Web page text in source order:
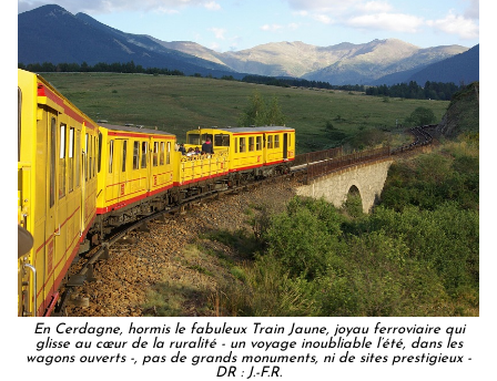
En Cerdagne, hormis le fabuleux Train Jaune, joyau ferroviaire qui
glisse au cœur de la ruralité - un voyage inoubliable l’été, dans les
wagons ouverts -, pas de grands monuments, ni de sites prestigieux -
DR : J.-F.R.